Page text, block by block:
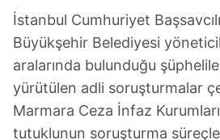
İstanbul Cumhuriyet
Büyükşehir Belediyesi
aralarında bulunduğu
yürütülen adli soruşturmalar
Marmara Ceza İnfaz
tutuklunun soruşturma